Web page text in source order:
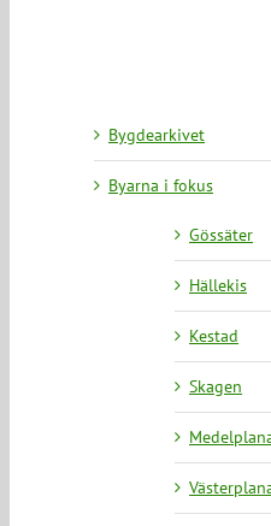
Bygdearkivet
Byarna i fokus
Gössäter
Hällekis
Kestad
Skagen